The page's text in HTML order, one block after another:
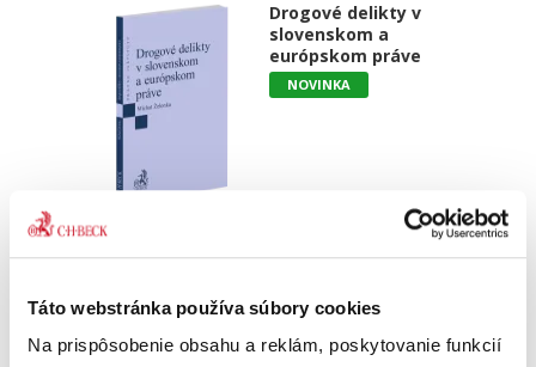
Táto webstránka používa súbory cookies
Na prispôsobenie obsahu a reklám, poskytovanie funkcií
Drogové delikty v
slovenskom a
európskom práve
NOVINKA
Michal Želonka
Monografia pútavo spracováva drogové delikty
v právnom poriadku Slovenskej republiky a